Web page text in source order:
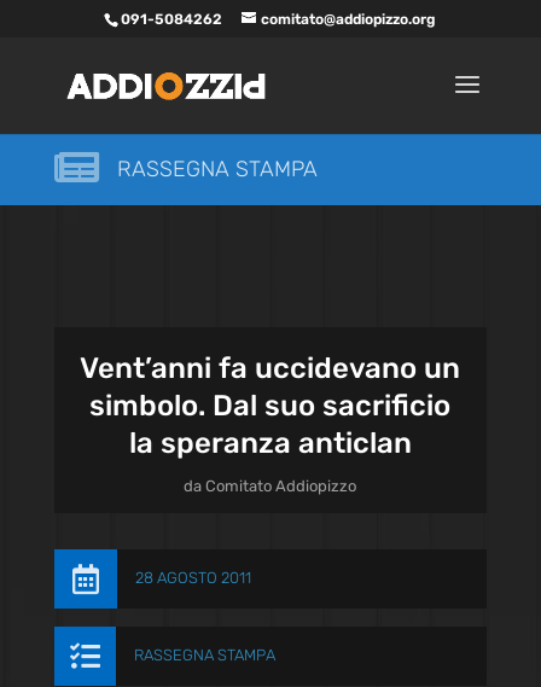
091-5084262 comitato@addiopizzo.org
 RASSEGNA STAMPA
Vent’anni fa uccidevano un
simbolo. Dal suo sacrificio
la speranza anticlan
daComitato Addiopizzo
 28 AGOSTO 2011
 RASSEGNA STAMPA